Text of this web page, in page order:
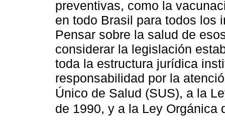
preventivas, como la
en todo Brasil para todos los
Pensar sobre la salud de
considerar la legislación
toda la estructura jurídica
responsabilidad por la
Único de Salud (SUS), a la
de 1990, y a la Ley Orgánica